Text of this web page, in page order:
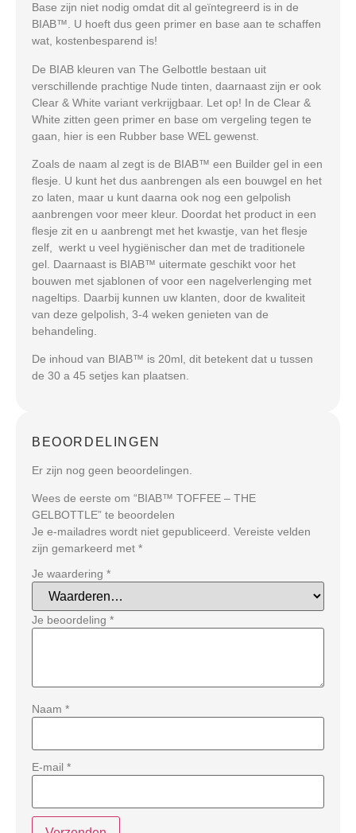
Base zijn niet nodig omdat dit al geïntegreerd is in de
BIAB™. U hoeft dus geen primer en base aan te schaffen
wat, kostenbesparend is!
De BIAB kleuren van The Gelbottle bestaan uit
verschillende prachtige Nude tinten, daarnaast zijn er ook
Clear & White variant verkrijgbaar. Let op! In de Clear &
White zitten geen primer en base om vergeling tegen te
gaan, hier is een Rubber base WEL gewenst.
Zoals de naam al zegt is de BIAB™ een Builder gel in een
flesje. U kunt het dus aanbrengen als een bouwgel en het
zo laten, maar u kunt daarna ook nog een gelpolish
aanbrengen voor meer kleur. Doordat het product in een
flesje zit en u aanbrengt met het kwastje, van het flesje
zelf, werkt u veel hygiënischer dan met de traditionele
gel. Daarnaast is BIAB™ uitermate geschikt voor het
bouwen met sjablonen of voor een nagelverlenging met
nageltips. Daarbij kunnen uw klanten, door de kwaliteit
van deze gelpolish, 3-4 weken genieten van de
behandeling.
De inhoud van BIAB™ is 20ml, dit betekent dat u tussen
de 30 a 45 setjes kan plaatsen.
BEOORDELINGEN
Er zijn nog geen beoordelingen.
Wees de eerste om “BIAB™ TOFFEE – THE
GELBOTTLE” te beoordelen
Je e-mailadres wordt niet gepubliceerd. Vereiste velden
zijn gemarkeerd met *
Je waardering *
Je beoordeling *
Naam *
E-mail *